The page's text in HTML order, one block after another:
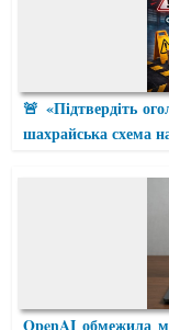
🚨 «Підтвердіть
шахрайська схема
OpenAI обмежила